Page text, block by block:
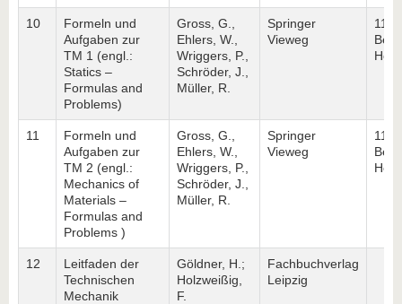
10
Formeln und
Aufgaben zur
TM 1 (engl.:
Statics –
Formulas and
Problems)
Gross, G.,
Ehlers, W.,
Wriggers, P.,
Schröder, J.,
Müller, R.
Springer
Vieweg
11.
11
Formeln und
Aufgaben zur
TM 2 (engl.:
Mechanics of
Materials –
Formulas and
Problems )
Gross, G.,
Ehlers, W.,
Wriggers, P.,
Schröder, J.,
Müller, R.
Springer
Vieweg
11.
12
Leitfaden der
Technischen
Mechanik
Göldner, H.;
Holzweißig,
F.
Fachbuchverlag
Leipzig